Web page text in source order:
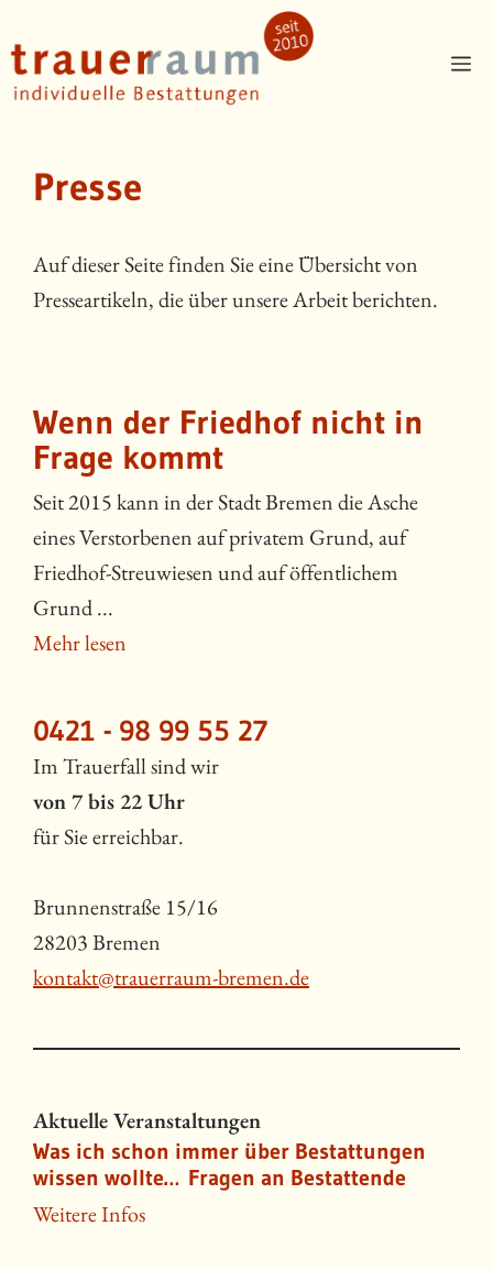
Inhalt
springen
Presse
Auf dieser Seite finden Sie eine Übersicht von
Presseartikeln, die über unsere Arbeit berichten.
Wenn der Friedhof nicht in
Frage kommt
Seit 2015 kann in der Stadt Bremen die Asche
eines Verstorbenen auf privatem Grund, auf
Friedhof-Streuwiesen und auf öffentlichem
Grund ...
Mehr lesen
0421 - 98 99 55 27
Im Trauerfall sind wir
von 7 bis 22 Uhr
für Sie erreichbar.
Brunnenstraße 15/16
28203 Bremen
kontakt@trauerraum-bremen.de
Aktuelle Veranstaltungen
Was ich schon immer über Bestattungen
wissen wollte… Fragen an Bestattende
Weitere Infos